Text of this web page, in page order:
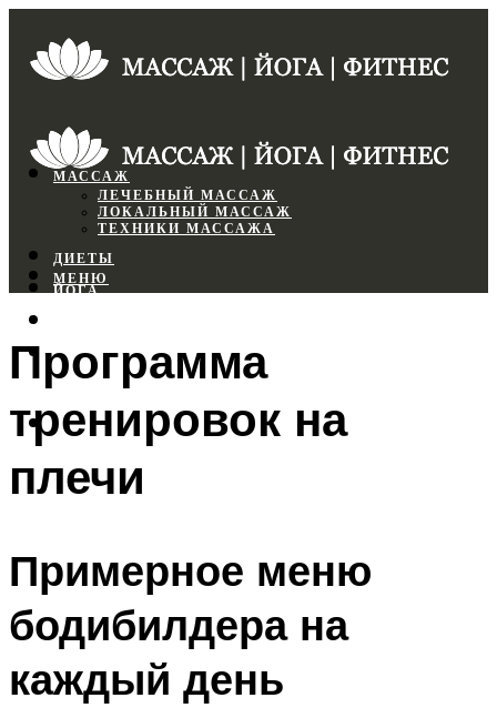
МАССАЖ
ЛЕЧЕБНЫЙ МАССАЖ
ЛОКАЛЬНЫЙ МАССАЖ
ТЕХНИКИ МАССАЖА
ДИЕТЫ
ЙОГА
ФИТНЕС
МЕНЮ
МЕНЮ
Программа
тренировок на
плечи
Примерное меню
бодибилдера на
каждый день